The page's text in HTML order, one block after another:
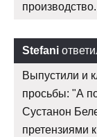
производство.
Stefani
Выпустили и
просьбы: "А
Сустанон
претензиями